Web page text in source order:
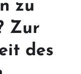
zu
Zur
des